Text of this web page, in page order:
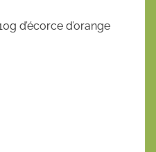
d’écorce d’orange